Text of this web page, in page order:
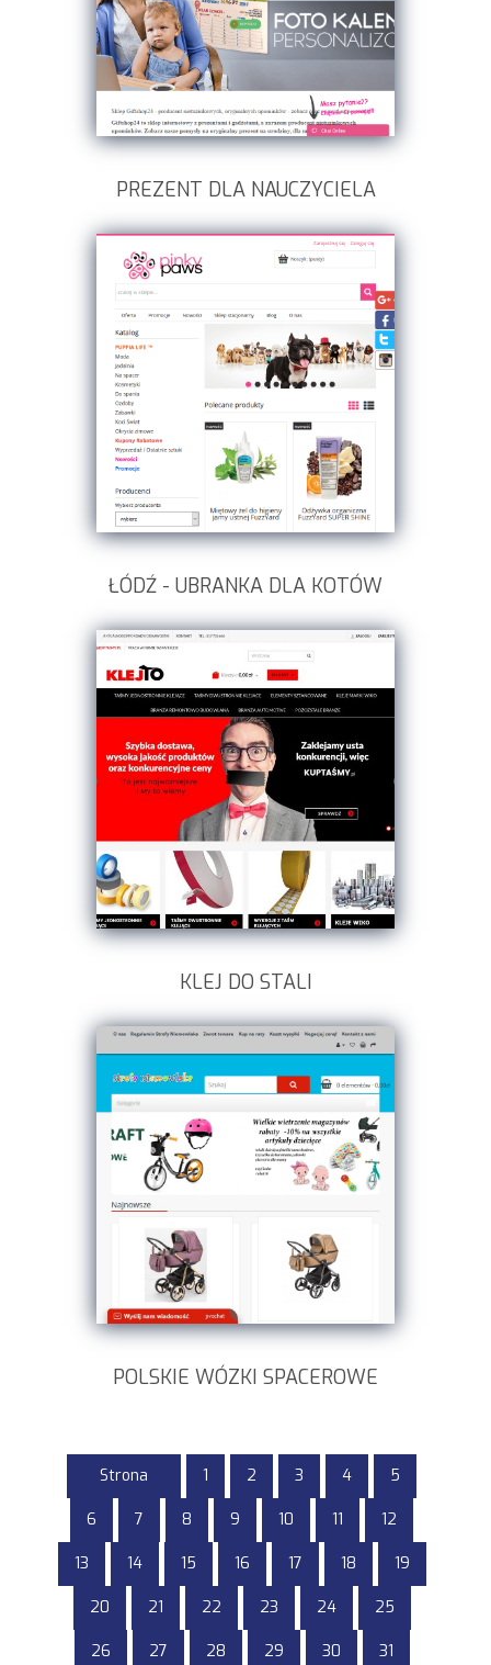
PREZENT DLA NAUCZYCIELA
ŁÓDŹ - UBRANKA DLA KOTÓW
KLEJ DO STALI
POLSKIE WÓZKI SPACEROWE
Strona 1 2 3 4 5
6 7 8 9 10 11 12
13 14 15 16 17 18 19
20 21 22 23 24 25
26 27 28 29 30 31